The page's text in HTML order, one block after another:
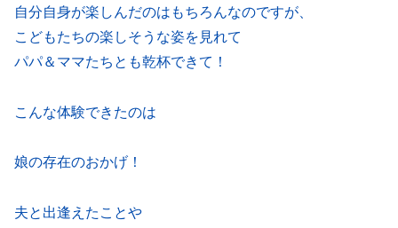
自分自身が楽しんだのはもちろんなのですが、
こどもたちの楽しそうな姿を見れて
パパ＆ママたちとも乾杯できて！
こんな体験できたのは
娘の存在のおかげ！
夫と出逢えたことや